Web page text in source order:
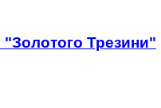
Трезини"